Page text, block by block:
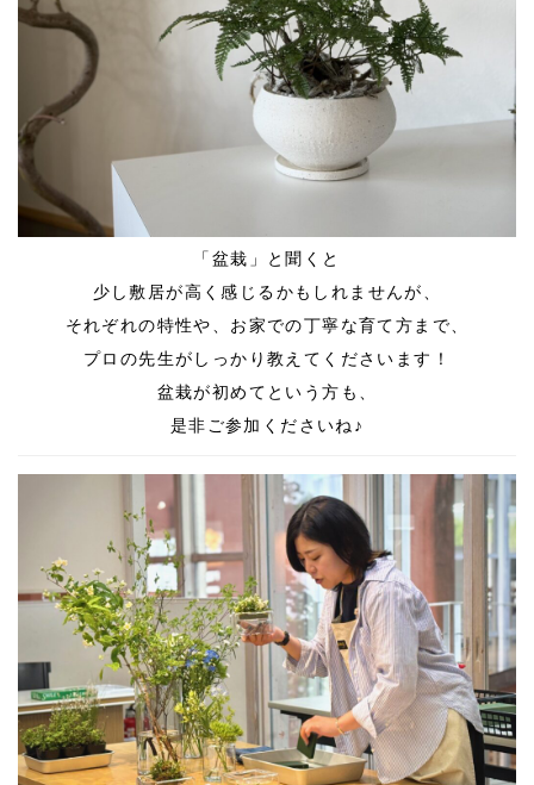
「盆栽」と聞くと
少し敷居が高く感じるかもしれませんが、
それぞれの特性や、お家での丁寧な育て方まで、
プロの先生がしっかり教えてくださいます！
盆栽が初めてという方も、
是非ご参加くださいね♪